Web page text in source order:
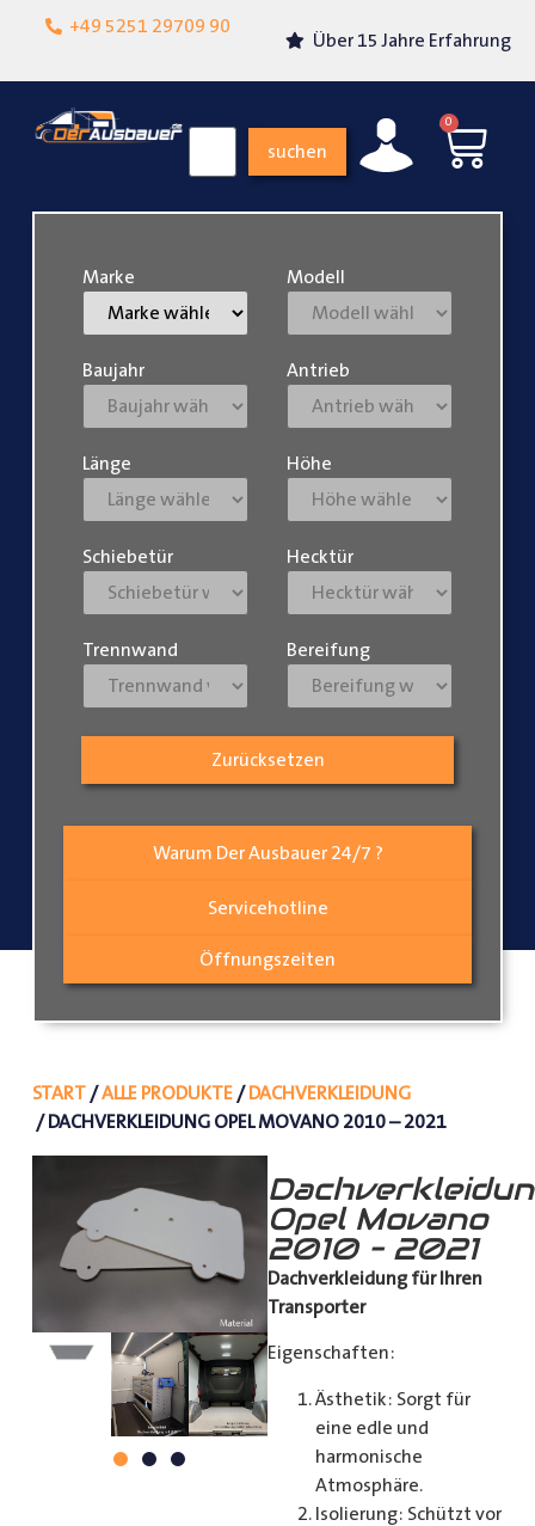
+49 5251 29709 90
Lokalgeschäft in
Über 15 Jahre Erfahrung
suchen
0
Warum Der Ausbauer 24/7 ?
Servicehotline
Öffnungszeiten
Marke Modell
Baujahr Antrieb
Länge Höhe
Schiebetür Hecktür
Trennwand Bereifung
Zurücksetzen
START/ALLE PRODUKTE/DACHVERKLEIDUNG
/ DACHVERKLEIDUNG OPEL MOVANO 2010 – 2021
Opel Movano
2010 – 2021
Dachverkleidung für Ihren
Transporter
Eigenschaften:
Ästhetik: Sorgt für
eine edle und
harmonische
Atmosphäre.
Isolierung: Schützt vor